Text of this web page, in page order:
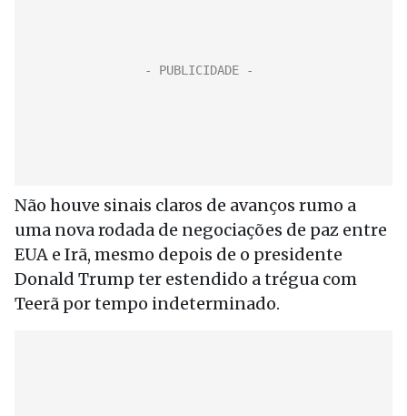
Não houve sinais claros de avanços rumo a
uma nova rodada de negociações de paz entre
EUA e Irã, mesmo depois de o presidente
Donald Trump ter estendido a trégua com
Teerã por tempo indeterminado.